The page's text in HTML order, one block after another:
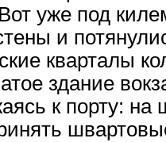
Вот уже под
и
кварталы
здание
к порту: на